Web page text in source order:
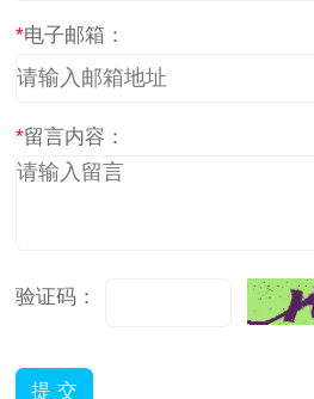
*电子邮箱：
*留言内容：
验证码：